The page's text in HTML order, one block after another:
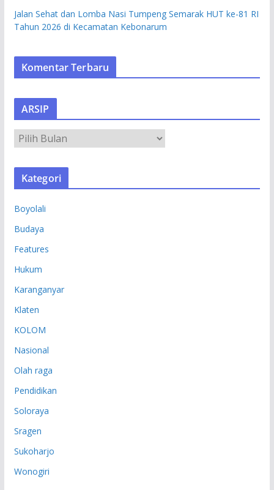
Jalan Sehat dan Lomba Nasi Tumpeng Semarak HUT ke-81 RI
Tahun 2026 di Kecamatan Kebonarum
Komentar Terbaru
ARSIP
R
S
Kategori
Boyolali
Budaya
Features
Hukum
Karanganyar
Klaten
KOLOM
Nasional
Olah raga
Pendidikan
Soloraya
Sragen
Sukoharjo
Wonogiri